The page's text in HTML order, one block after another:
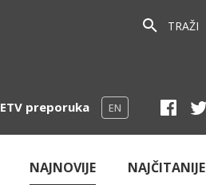
TRAŽI
ETV preporuka EN
NAJNOVIJE NAJČITANIJE